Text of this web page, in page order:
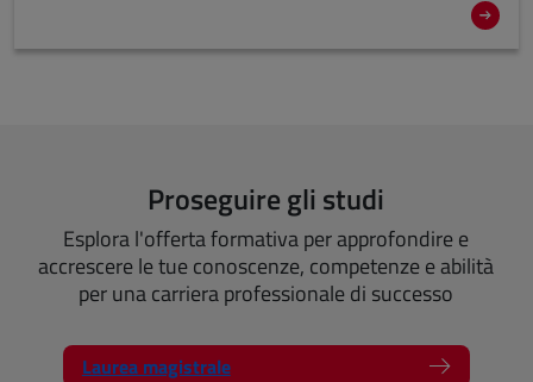
Proseguire gli studi
Esplora l'offerta formativa per approfondire e
accrescere le tue conoscenze, competenze e abilità
per una carriera professionale di successo
Laurea magistrale